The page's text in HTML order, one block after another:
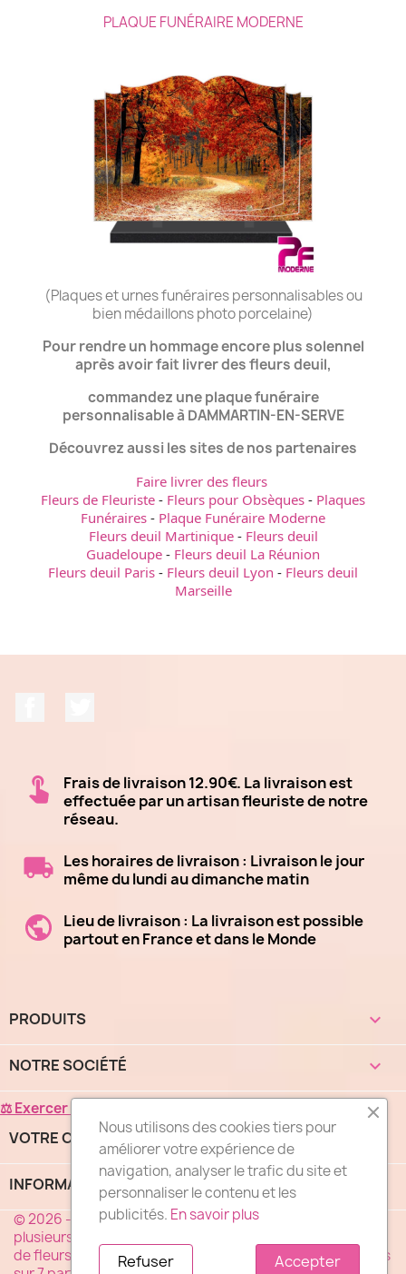
PLAQUE FUNÉRAIRE MODERNE
(Plaques et urnes funéraires personnalisables ou
bien médaillons photo porcelaine)
Pour rendre un hommage encore plus solennel
après avoir fait livrer des fleurs deuil,
commandez une plaque funéraire
personnalisable à DAMMARTIN-EN-SERVE
Découvrez aussi les sites de nos partenaires
Faire livrer des fleurs
Fleurs de Fleuriste - Fleurs pour Obsèques - Plaques
Funéraires - Plaque Funéraire Moderne
Fleurs deuil Martinique- Fleurs deuil
Guadeloupe - Fleurs deuil La Réunion
Fleurs deuil Paris - Fleurs deuil Lyon - Fleurs deuil
Marseille
Frais de livraison 12.90€. La livraison est
effectuée par un artisan fleuriste de notre
réseau.
Les horaires de livraison : Livraison le jour
même du lundi au dimanche matin
Lieu de livraison : La livraison est possible
partout en France et dans le Monde
PRODUITS 
NOTRE SOCIÉTÉ 
⚖ Exercer mon droit de rétractation
VOTRE COMPTE
INFORMATIONS
© 2026 - "DES FLEURS COMME J'AIME®", un réseau de
plusieurs milliers de fleuristes spécialistes de la livraison
de fleurs en France. Nos fleuristes livrent vos fleurs 7 jours
Nous utilisons des cookies tiers pour
améliorer votre expérience de
navigation, analyser le trafic du site et
personnaliser le contenu et les
publicités. En savoir plus
Accepter
Refuser